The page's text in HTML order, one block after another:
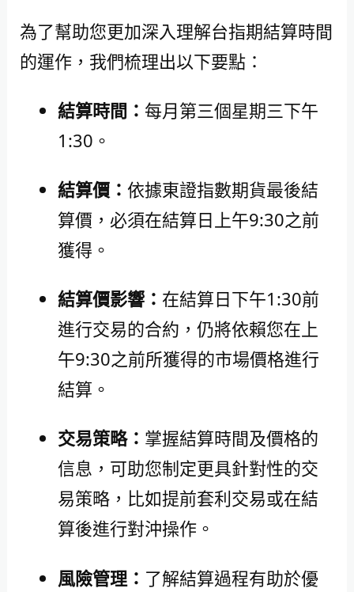
為了幫助您更加深入理解台指期結算時間
的運作，我們梳理出以下要點：
結算時間： 每月第三個星期三下午
1:30。
結算價： 依據東證指數期貨最後結
算價，必須在結算日上午9:30之前
獲得。
結算價影響： 在結算日下午1:30前
進行交易的合約，仍將依賴您在上
午9:30之前所獲得的市場價格進行
結算。
交易策略： 掌握結算時間及價格的
信息，可助您制定更具針對性的交
易策略，比如提前套利交易或在結
算後進行對沖操作。
風險管理： 了解結算過程有助於優